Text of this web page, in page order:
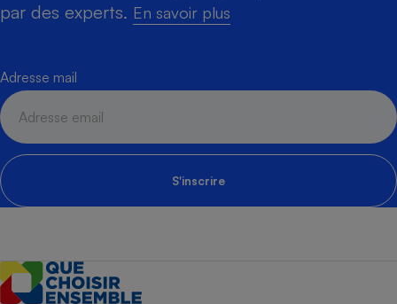
par des experts. En savoir plus
Adresse mail
S'inscrire